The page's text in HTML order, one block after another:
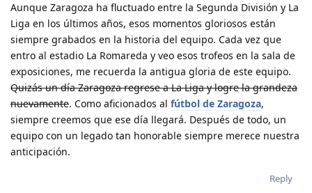
Aunque Zaragoza ha fluctuado entre la Segunda División y La
Liga en los últimos años, esos momentos gloriosos están
siempre grabados en la historia del equipo. Cada vez que
entro al estadio La Romareda y veo esos trofeos en la sala de
exposiciones, me recuerda la antigua gloria de este equipo.
Quizás un día Zaragoza regrese a La Liga y logre la grandeza
nuevamente. Como aficionados al fútbol de Zaragoza,
siempre creemos que ese día llegará. Después de todo, un
equipo con un legado tan honorable siempre merece nuestra
anticipación.
Reply